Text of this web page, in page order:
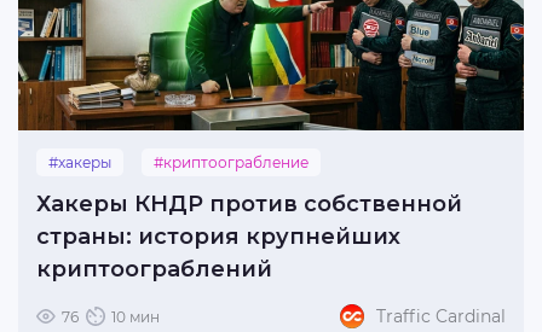
#хакеры #криптоограбление
Хакеры КНДР против собственной
страны: история крупнейших
криптоограблений
76 10 мин Traffic Cardinal